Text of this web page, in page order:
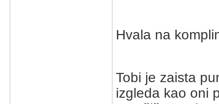
Hvala na
Tobi je zaista
izgleda kao oni